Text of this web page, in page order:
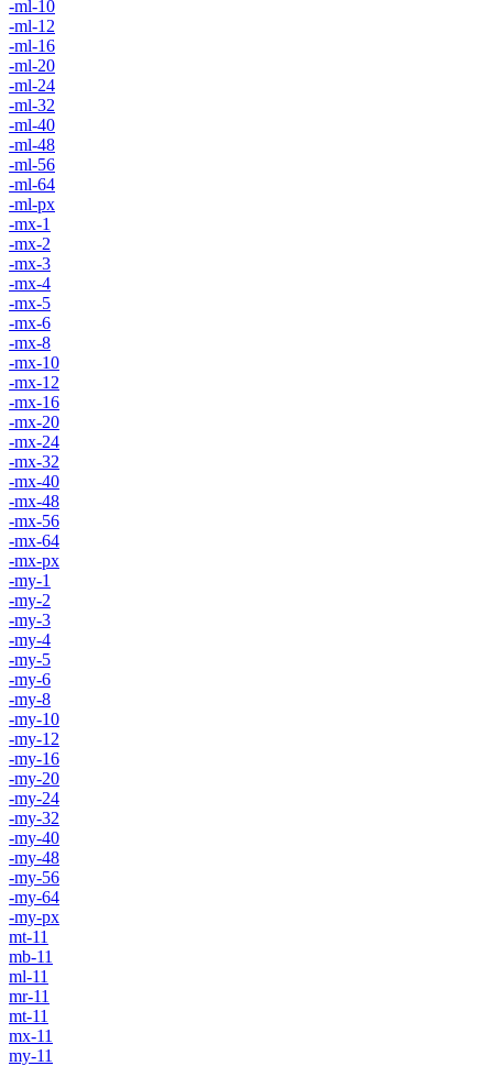
-ml-10
-ml-12
-ml-16
-ml-20
-ml-24
-ml-32
-ml-40
-ml-48
-ml-56
-ml-64
-ml-px
-mx-1
-mx-2
-mx-3
-mx-4
-mx-5
-mx-6
-mx-8
-mx-10
-mx-12
-mx-16
-mx-20
-mx-24
-mx-32
-mx-40
-mx-48
-mx-56
-mx-64
-mx-px
-my-1
-my-2
-my-3
-my-4
-my-5
-my-6
-my-8
-my-10
-my-12
-my-16
-my-20
-my-24
-my-32
-my-40
-my-48
-my-56
-my-64
-my-px
mt-11
mb-11
ml-11
mr-11
mt-11
mx-11
my-11